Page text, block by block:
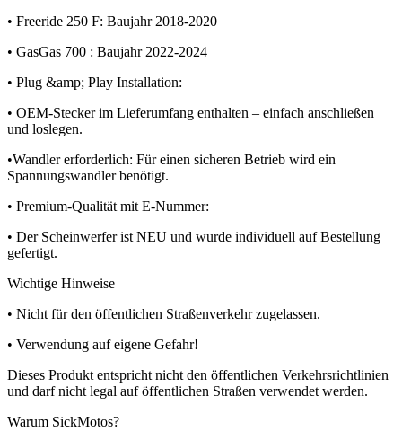
• Freeride 250 F: Baujahr 2018-2020
• GasGas 700 : Baujahr 2022-2024
• Plug &amp; Play Installation:
• OEM-Stecker im Lieferumfang enthalten – einfach anschließen
und loslegen.
•Wandler erforderlich: Für einen sicheren Betrieb wird ein
Spannungswandler benötigt.
• Premium-Qualität mit E-Nummer:
• Der Scheinwerfer ist NEU und wurde individuell auf Bestellung
gefertigt.
Wichtige Hinweise
• Nicht für den öffentlichen Straßenverkehr zugelassen.
• Verwendung auf eigene Gefahr!
Dieses Produkt entspricht nicht den öffentlichen Verkehrsrichtlinien
und darf nicht legal auf öffentlichen Straßen verwendet werden.
Warum SickMotos?